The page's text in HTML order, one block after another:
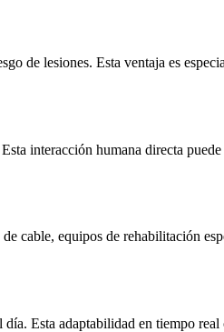
de lesiones. Esta ventaja es
interacción humana directa
cable, equipos de rehabilitación
Esta adaptabilidad en tiempo